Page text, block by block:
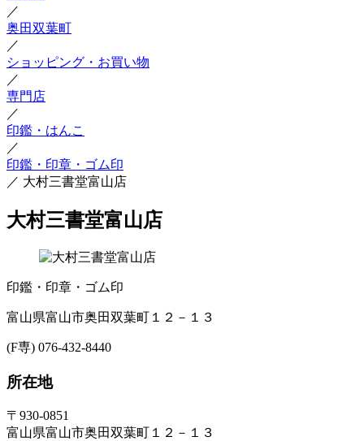
／
奥田双葉町
／
ショッピング・お買い物
／
専門店
／
印鑑・はんこ
／
印鑑・印章・ゴム印
／ 大村三書堂富山店
大村三書堂富山店
印鑑・印章・ゴム印
富山県富山市奥田双葉町１２－１３
(F専) 076-432-8440
所在地
〒930-0851
富山県富山市奥田双葉町１２－１３